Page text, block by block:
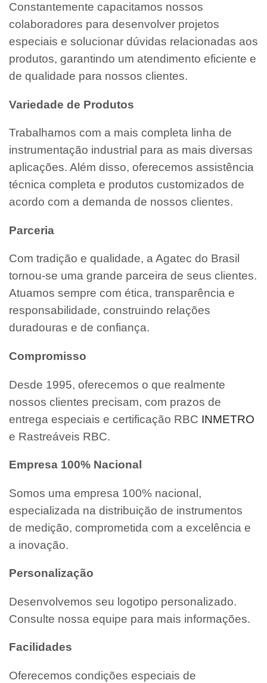
Constantemente capacitamos nossos
colaboradores para desenvolver projetos
especiais e solucionar dúvidas relacionadas aos
produtos, garantindo um atendimento eficiente e
de qualidade para nossos clientes.
Variedade de Produtos
Trabalhamos com a mais completa linha de
instrumentação industrial para as mais diversas
aplicações. Além disso, oferecemos assistência
técnica completa e produtos customizados de
acordo com a demanda de nossos clientes.
Parceria
Com tradição e qualidade, a Agatec do Brasil
tornou-se uma grande parceira de seus clientes.
Atuamos sempre com ética, transparência e
responsabilidade, construindo relações
duradouras e de confiança.
Compromisso
Desde 1995, oferecemos o que realmente
nossos clientes precisam, com prazos de
entrega especiais e certificação RBC INMETRO
e Rastreáveis RBC.
Empresa 100% Nacional
Somos uma empresa 100% nacional,
especializada na distribuição de instrumentos
de medição, comprometida com a excelência e
a inovação.
Personalização
Desenvolvemos seu logotipo personalizado.
Consulte nossa equipe para mais informações.
Facilidades
Oferecemos condições especiais de